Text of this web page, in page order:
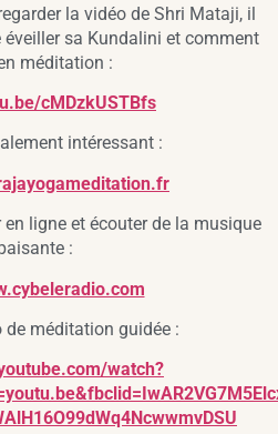
la vidéo de Shri Mataji, il
sa Kundalini et comment
méditation :
cMDzkUSTBfs
intéressant :
ligne et écouter de la musique
:
de méditation guidée :
watch?